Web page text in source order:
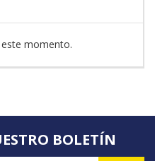
momento.
BOLETÍN